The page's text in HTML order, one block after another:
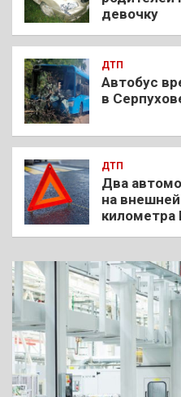
девочку
ДТП
Автобус
в
ДТП
Два
на